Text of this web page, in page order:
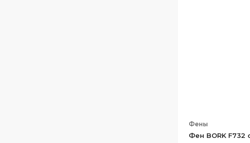
Фены
Фен BORK F732